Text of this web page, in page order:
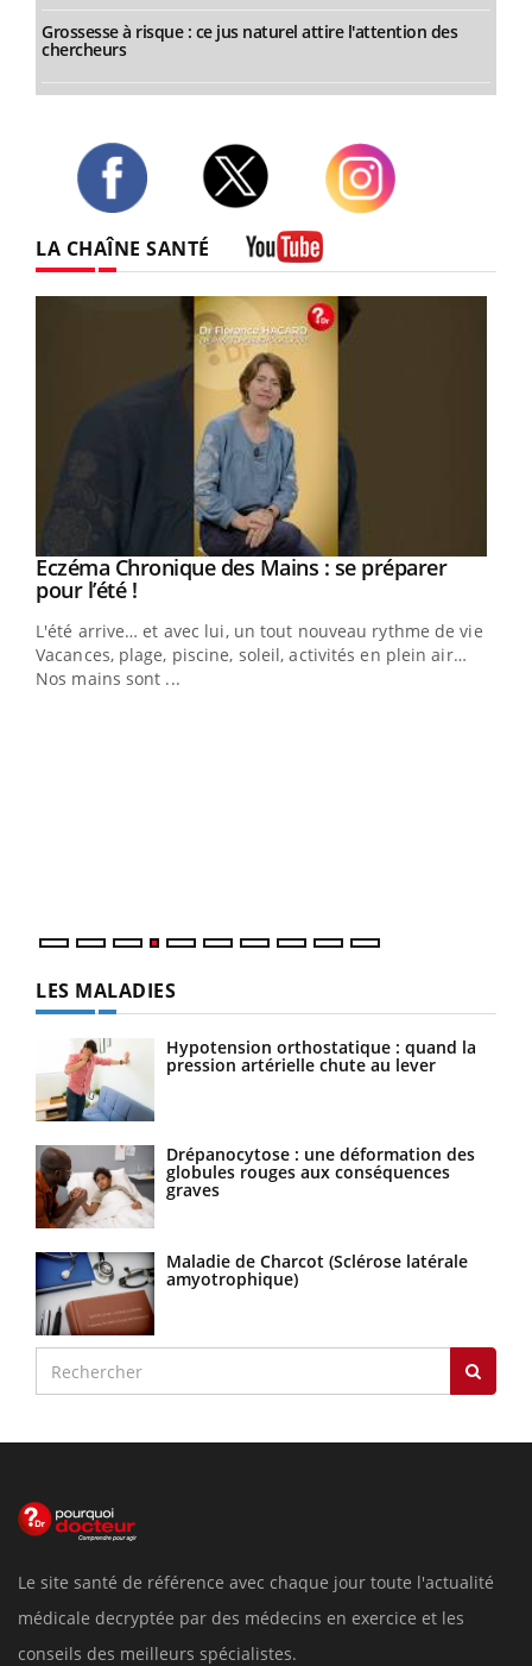
Grossesse à risque : ce jus naturel attire l'attention des
chercheurs
LA CHAÎNE SANTÉ
Youtube
Eczéma Chronique des Mains : se préparer
pour l’été !Youtube
L'été arrive… et avec lui, un tout nouveau rythme de vie !
Vacances, plage, piscine, soleil, activités en plein air…
Nos mains sont ...
LES MALADIES
Hypotension orthostatique : quand la
pression artérielle chute au lever
Drépanocytose : une déformation des
globules rouges aux conséquences
graves
Maladie de Charcot (Sclérose latérale
amyotrophique)
Le site santé de référence avec chaque jour toute l'actualité
médicale decryptée par des médecins en exercice et les
conseils des meilleurs spécialistes.